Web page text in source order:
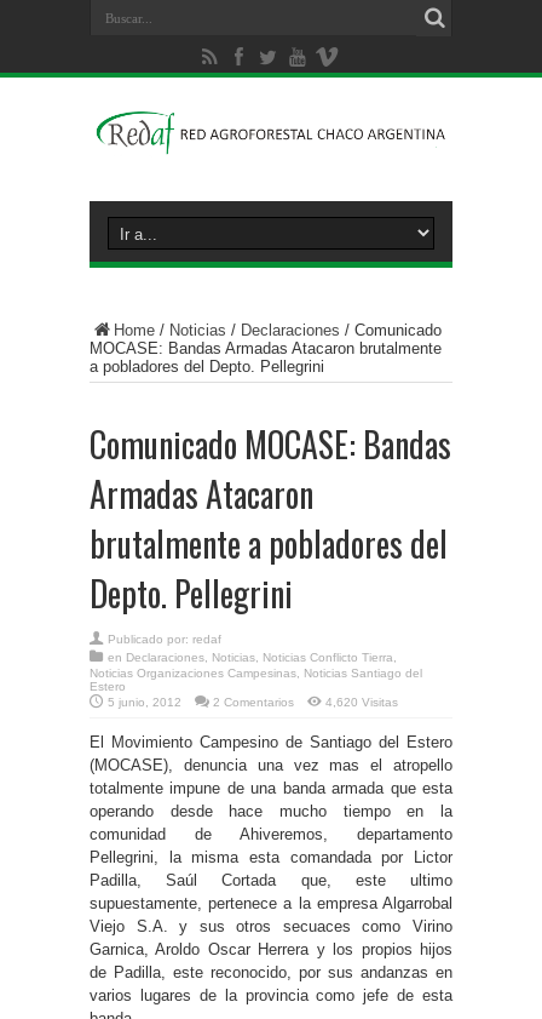
Home / Noticias / Declaraciones / Comunicado
MOCASE: Bandas Armadas Atacaron brutalmente
a pobladores del Depto. Pellegrini
Comunicado MOCASE: Bandas
Armadas Atacaron
brutalmente a pobladores del
Depto. Pellegrini
Publicado por: redaf
en Declaraciones Noticias Noticias Conflicto Tierra
Noticias Organizaciones Campesinas
Noticias Santiago del
Estero
5 junio, 2012
2 Comentarios 4,620 Visitas
El Movimiento Campesino de Santiago del Estero
(MOCASE), denuncia una vez mas el atropello
totalmente impune de una banda armada que esta
operando desde hace mucho tiempo en la
comunidad de Ahiveremos, departamento
Pellegrini, la misma esta comandada por Lictor
Padilla, Saúl Cortada que, este ultimo
supuestamente, pertenece a la empresa Algarrobal
Viejo S.A. y sus otros secuaces como Virino
Garnica, Aroldo Oscar Herrera y los propios hijos
de Padilla, este reconocido, por sus andanzas en
varios lugares de la provincia como jefe de esta